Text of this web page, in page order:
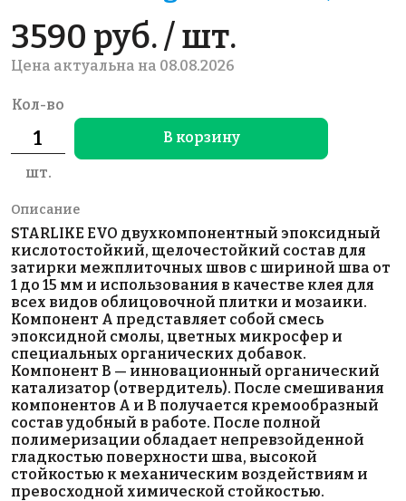
3590 руб. / шт.
Цена актуальна на 08.08.2026
Кол-во
шт.
В корзину
Описание
STARLIKE EVO двухкомпонентный эпоксидный
кислотостойкий, щелочестойкий состав для
затирки межплиточных швов с шириной шва от
1 до 15 мм и использования в качестве клея для
всех видов облицовочной плитки и мозаики.
Компонент А представляет собой смесь
эпоксидной смолы, цветных микросфер и
специальных органических добавок.
Компонент В — инновационный органический
катализатор (отвердитель). После смешивания
компонентов А и В получается кремообразный
состав удобный в работе. После полной
полимеризации обладает непревзойденной
гладкостью поверхности шва, высокой
стойкостью к механическим воздействиям и
превосходной химической стойкостью.